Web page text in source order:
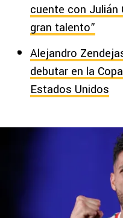
cuente con Julián
gran talento”
Alejandro
debutar en la
Estados Unidos